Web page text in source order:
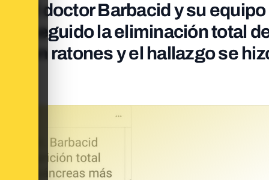
del doctor Barbacid y su equipo
la eliminación total
en ratones y el hallazgo se